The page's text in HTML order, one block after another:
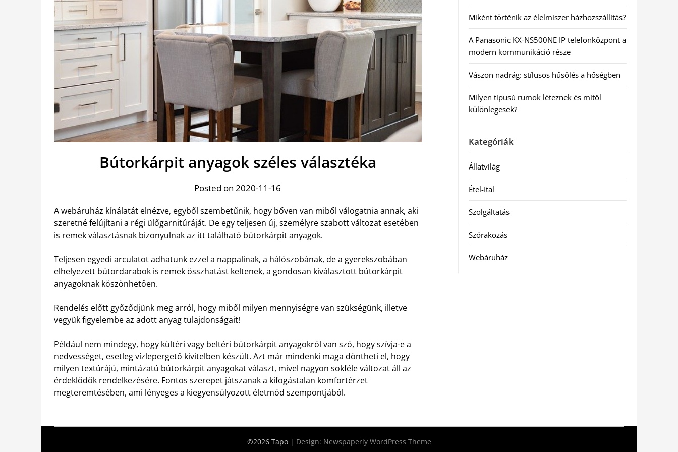
Bútorkárpit anyagok széles választéka
Posted on 2020-11-16
A webáruház kínálatát elnézve, egyből szembetűnik, hogy bőven van miből válogatnia annak, aki
szeretné felújítani a régi ülőgarnitúráját. De egy teljesen új, személyre szabott változat esetében
is remek választásnak bizonyulnak az itt található bútorkárpit anyagok.
Teljesen egyedi arculatot adhatunk ezzel a nappalinak, a hálószobának, de a gyerekszobában
elhelyezett bútordarabok is remek összhatást keltenek, a gondosan kiválasztott bútorkárpit
anyagoknak köszönhetően.
Rendelés előtt győződjünk meg arról, hogy miből milyen mennyiségre van szükségünk, illetve
vegyük figyelembe az adott anyag tulajdonságait!
Például nem mindegy, hogy kültéri vagy beltéri bútorkárpit anyagokról van szó, hogy szívja-e a
nedvességet, esetleg vízlepergető kivitelben készült. Azt már mindenki maga döntheti el, hogy
milyen textúrájú, mintázatú bútorkárpit anyagokat választ, mivel nagyon sokféle változat áll az
érdeklődők rendelkezésére. Fontos szerepet játszanak a kifogástalan komfortérzet
megteremtésében, ami lényeges a kiegyensúlyozott életmód szempontjából.
Miként történik az élelmiszer házhozszállítás?
A Panasonic KX-NS500NE IP telefonközpont a
modern kommunikáció része
Vászon nadrág: stílusos hűsölés a hőségben
Milyen típusú rumok léteznek és mitől
különlegesek?
Kategóriák
Állatvilág
Étel-Ital
Szolgáltatás
Szórakozás
Webáruház
©2026 Tapo | Design: Newspaperly WordPress Theme